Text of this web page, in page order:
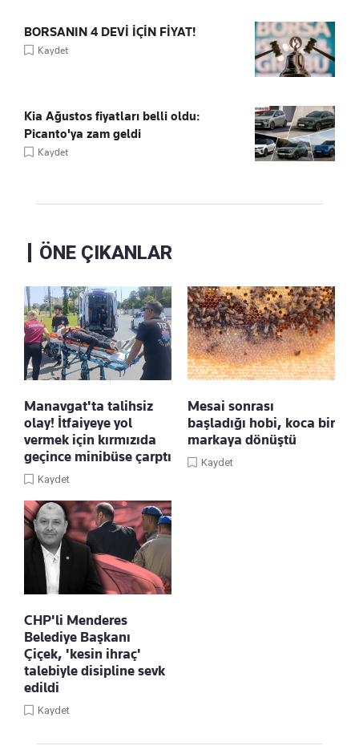
BORSANIN 4 DEVİ İÇİN FİYAT!
Kaydet
Kia Ağustos fiyatları belli oldu:
Picanto'ya zam geldi
Kaydet
ÖNE ÇIKANLAR
Manavgat'ta talihsiz
olay! İtfaiyeye yol
vermek için kırmızıda
geçince minibüse çarptı
Kaydet
Mesai sonrası
başladığı hobi, koca bir
markaya dönüştü
Kaydet
CHP'li Menderes
Belediye Başkanı
Çiçek, 'kesin ihraç'
talebiyle disipline sevk
edildi
Kaydet